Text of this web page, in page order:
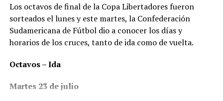
Las familias del Sr. Sala y el piloto David Ibbotson ya han
sido actualizadas con esta noticia y continuarán
recibiendo el apoyo de oficiales de enlace familiar
permanecen con ellos en este momento difícil. HM
esta muerte apoyada por la Policía de Dorset.
Los octavos de final de la Copa Libertadores fueron
sorteados el lunes y este martes, la Confederación
Sudamericana de Fútbol dio a conocer los días y
horarios de los cruces, tanto de ida como de vuelta.
Octavos – Ida
Martes 23 de julio